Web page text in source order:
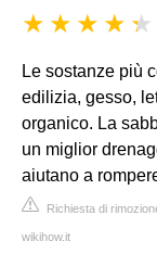
Le sostanze più
edilizia, gesso,
organico. La
un miglior
aiutano a
Richiesta di
wikihow.it